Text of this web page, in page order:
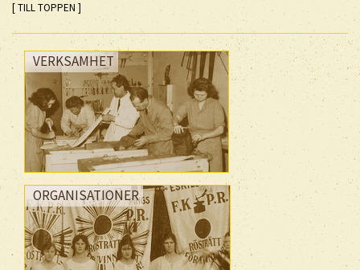
[ TILL TOPPEN ]
VERKSAMHET
ORGANISATIONER